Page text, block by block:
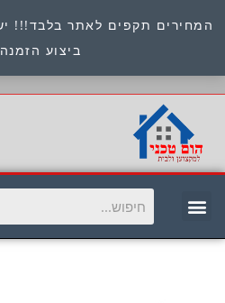
המחירים תקפים לאתר בלבד!!!
ביצוע הזמנה